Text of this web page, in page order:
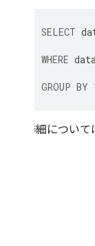
SELECT
WHERE
GROUP BY
詳細につい